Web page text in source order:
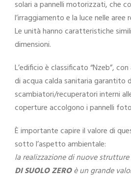
solari a pannelli motorizzati, che
l’irraggiamento e la luce nelle aree
Le unità hanno caratteristiche
dimensioni.
L’edificio è classificato “Nzeb”,
di acqua calda sanitaria garantito
scambiatori/recuperatori interni
coperture accolgono i pannelli
È importante capire il valore di
sotto l’aspetto ambientale:
la realizzazione di nuove
DI SUOLO ZEROè un grande